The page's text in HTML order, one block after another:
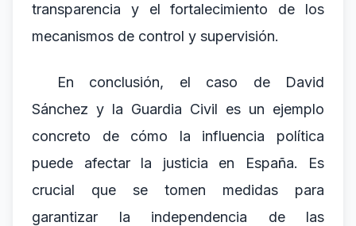
transparencia y el fortalecimiento de los
mecanismos de control y supervisión.
En conclusión, el caso de David
Sánchez y la Guardia Civil es un ejemplo
concreto de cómo la influencia política
puede afectar la justicia en España. Es
crucial que se tomen medidas para
garantizar la independencia de las